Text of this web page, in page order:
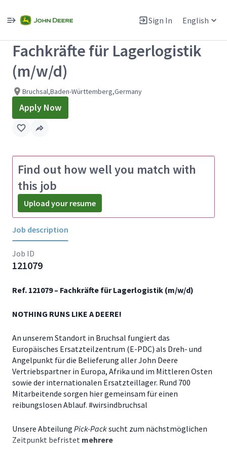
Sign In English
PositionView All Jobs
Fachkräfte für Lagerlogistik
(m/w/d)
Bruchsal,Baden-Württemberg,Germany
Apply Now
Find out how well you match with
this job
Upload your resume
Job description
Job ID
121079
Ref. 121079 – Fachkräfte für Lagerlogistik (m/w/d)
NOTHING RUNS LIKE A DEERE!
An unserem Standort in Bruchsal fungiert das
Europäisches Ersatzteilzentrum (E-PDC) als Dreh- und
Angelpunkt für die Belieferung aller John Deere
Vertriebspartner in Europa, Afrika und im Mittleren Osten
sowie der internationalen Ersatzteillager. Rund 700
Mitarbeitende sorgen hier gemeinsam für einen
reibungslosen Ablauf. #wirsindbruchsal
Unsere Abteilung Pick-Packsucht zum nächstmöglichen
Zeitpunkt befristet mehrere